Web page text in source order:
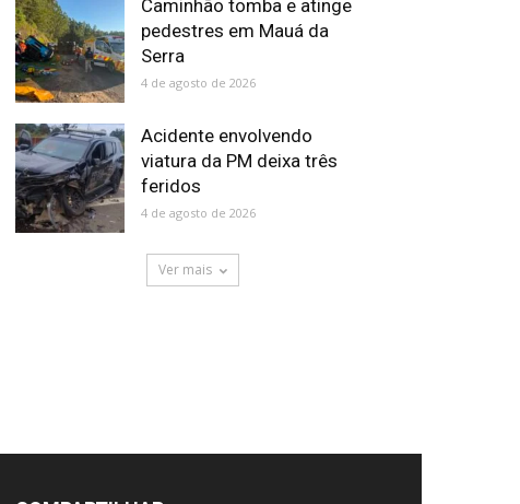
Caminhão tomba e atinge
pedestres em Mauá da
Serra
4 de agosto de 2026
Acidente envolvendo
viatura da PM deixa três
feridos
4 de agosto de 2026
Ver mais